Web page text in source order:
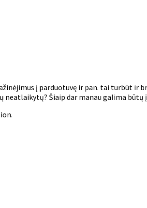
į parduotuvę ir pan. tai turbūt ir
neatlaikytų? Šiaip dar manau galima